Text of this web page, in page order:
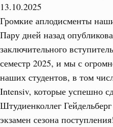
13.10.2025
Громкие аплодисменты
Пару дней назад
заключительного
семестр 2025, и мы с
наших студентов, в том
Intensiv, которые успешно
Штудиенколлег
экзамен сезона